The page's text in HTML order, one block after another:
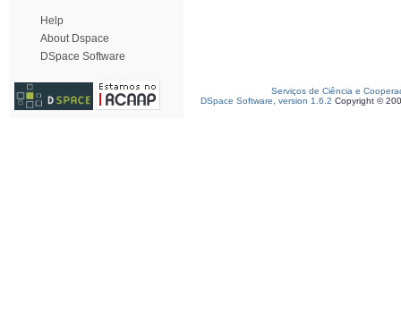
Help
About Dspace
DSpace Software
Serviços de Ciência e
DSpace Software, version 1.6.2 Copyright ©